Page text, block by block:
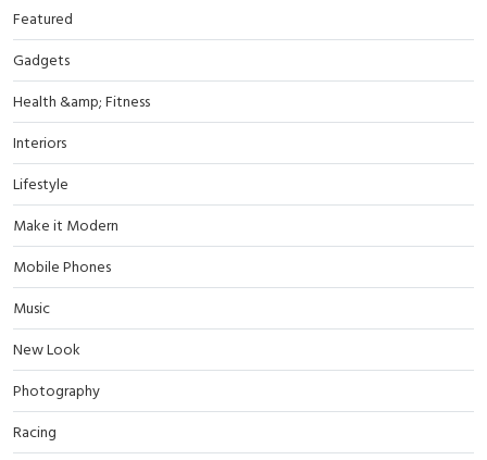
Featured
Gadgets
Health &amp; Fitness
Interiors
Lifestyle
Make it Modern
Mobile Phones
Music
New Look
Photography
Racing